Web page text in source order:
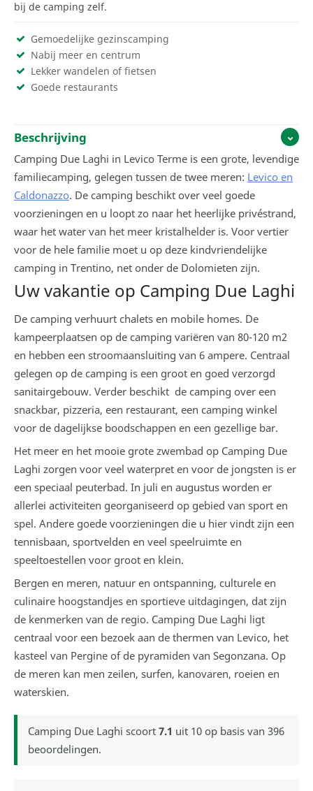
bij de camping zelf.
Gemoedelijke gezinscamping
Nabij meer en centrum
Lekker wandelen of fietsen
Goede restaurants
Beschrijving
Camping Due Laghi in Levico Terme is een grote, levendige
familiecamping, gelegen tussen de twee meren: Levico en
Caldonazzo. De camping beschikt over veel goede
voorzieningen en u loopt zo naar het heerlijke privéstrand,
waar het water van het meer kristalhelder is. Voor vertier
voor de hele familie moet u op deze kindvriendelijke
camping in Trentino, net onder de Dolomieten zijn.
Uw vakantie op Camping Due Laghi
De camping verhuurt chalets en mobile homes. De
kampeerplaatsen op de camping variëren van 80-120 m2
en hebben een stroomaansluiting van 6 ampere. Centraal
gelegen op de camping is een groot en goed verzorgd
sanitairgebouw. Verder beschikt de camping over een
snackbar, pizzeria, een restaurant, een camping winkel
voor de dagelijkse boodschappen en een gezellige bar.
Het meer en het mooie grote zwembad op Camping Due
Laghi zorgen voor veel waterpret en voor de jongsten is er
een speciaal peuterbad. In juli en augustus worden er
allerlei activiteiten georganiseerd op gebied van sport en
spel. Andere goede voorzieningen die u hier vindt zijn een
tennisbaan, sportvelden en veel speelruimte en
speeltoestellen voor groot en klein.
Bergen en meren, natuur en ontspanning, culturele en
culinaire hoogstandjes en sportieve uitdagingen, dat zijn
de kenmerken van de regio. Camping Due Laghi ligt
centraal voor een bezoek aan de thermen van Levico, het
kasteel van Pergine of de pyramiden van Segonzana. Op
de meren kan men zeilen, surfen, kanovaren, roeien en
waterskien.
Camping Due Laghi scoort 7.1 uit 10 op basis van 396
beoordelingen.